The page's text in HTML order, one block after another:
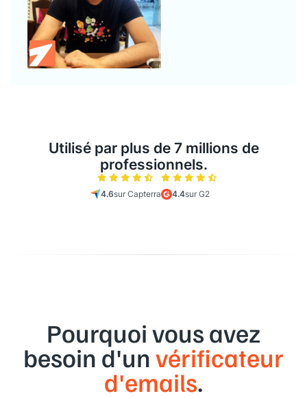
Utilisé par plus de 7 millions de
professionnels.
4.6sur Capterra 4.4sur G2
Pourquoi vous avez
besoin d'un vérificateur
d'emails.